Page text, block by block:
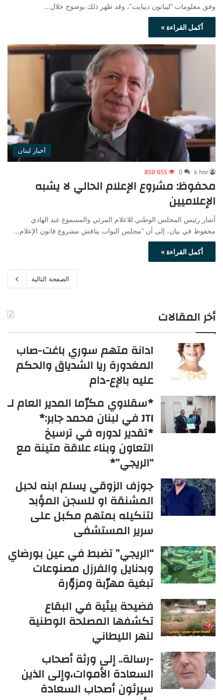
وفق معلومات “ليبانون ديبايت”، وقد ظهر ذلك بوضوح خلال…
أكمل القراءة »
أخبار لبنان
k hor
0 859٬655
محفوظ: مشروع الإعلام الحالي لا يشبه
الإعلاميين
أشار رئيس المجلس الوطني للاعلام المرئي والمسموع عبد الهادي
محفوظ في بيان، إلى أن “مجلس النواب يناقش مشروع قانون الإعلام…
أكمل القراءة »
الصفحة التالية
أخر المقالات
ادانة متهم سوري باغت-صاب
المغدورة ريا الشدياق والحكم
عليه بالإع-دام
*سقلاوي مكرّما المدير العام لـ
JTI في لبنان محمد جابر:*
*تقدير لدوره في ترسيخ
التعاون وبناء علاقة متينة مع
“الريجي”*
جوزف الزوقي يسلم ابنه لحبل
المشنقة او للسجن المؤبد
لتنكيله بمتهم مكبل على
سرير المستشفى
“الريجي” تضبط في عين بورضاي
وبدنايل والفرزل مصنوعات
تبغية مهرّبة ومزوّرة
فضيحة بيئية في البقاع
تكشفها المصلحة الوطنية
لنهر الليطاني
-رسالة.. إلى ورثة أصحاب
السعادة الأموات،وإلى الذين
سيرثون أصحاب السعادة